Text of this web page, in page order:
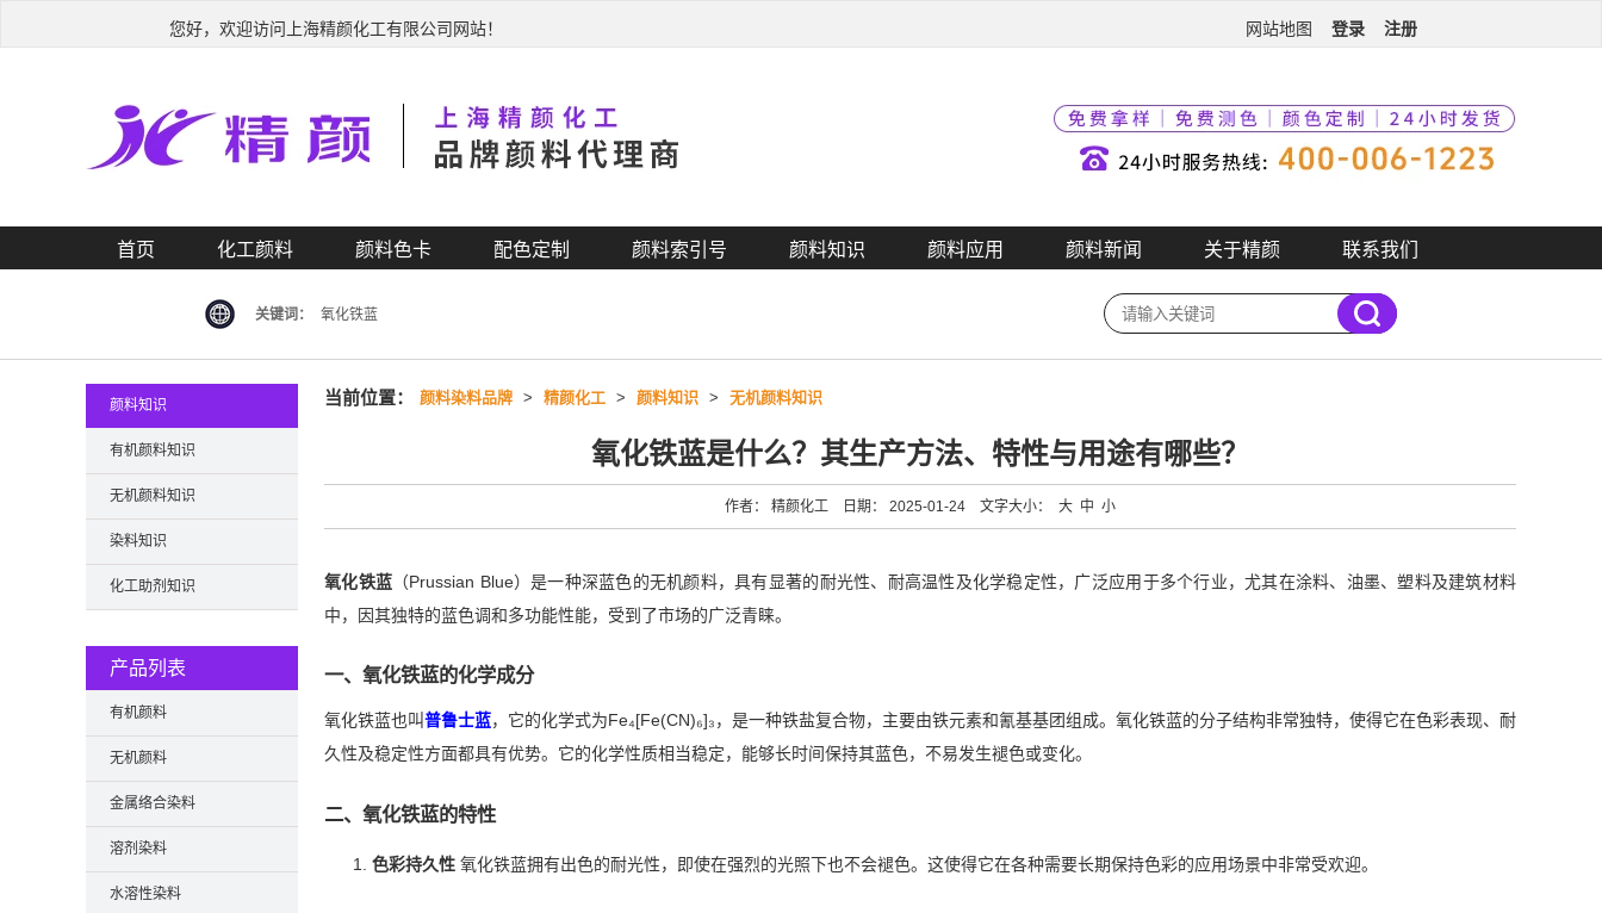
您好，欢迎访问上海精颜化工有限公司网站！ 网站地图 登录 注册
首页 化工颜料 颜料色卡 配色定制 颜料索引号 颜料知识 颜料应用 颜料新闻 关于精颜 联系我们
关键词： 氧化铁蓝
当前位置： 颜料染料品牌 > 精颜化工 > 颜料知识 > 无机颜料知识
氧化铁蓝是什么？其生产方法、特性与用途有哪些？
作者： 精颜化工 日期： 2025-01-24 文字大小： 大 中 小
氧化铁蓝 （Prussian Blue）是一种深蓝色的无机颜料，具有显著的耐光性、耐高温性及化学稳定性，广泛应用于多个行业，尤其在涂料、油墨、塑料及建筑材料
中，因其独特的蓝色调和多功能性能，受到了市场的广泛青睐。
一、氧化铁蓝的化学成分
氧化铁蓝也叫普鲁士蓝，它的化学式为Fe₄[Fe(CN)₆]₃，是一种铁盐复合物，主要由铁元素和氰基基团组成。氧化铁蓝的分子结构非常独特，使得它在色彩表现、耐
久性及稳定性方面都具有优势。它的化学性质相当稳定，能够长时间保持其蓝色，不易发生褪色或变化。
二、氧化铁蓝的特性
色彩持久性 氧化铁蓝拥有出色的耐光性，即使在强烈的光照下也不会褪色。这使得它在各种需要长期保持色彩的应用场景中非常受欢迎。
颜料知识
有机颜料知识
无机颜料知识
染料知识
化工助剂知识
产品列表
有机颜料
无机颜料
金属络合染料
溶剂染料
水溶性染料